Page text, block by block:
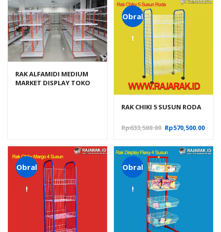
RAK ALFAMIDI MEDIUM
MARKET DISPLAY TOKO
Obral
!
RAK CHIKI 5 SUSUN RODA
Rp633,500.00 Harga
adalah:
Rp633,500.00.
Rp570,500.00
ini
Obral
!
Obral
!